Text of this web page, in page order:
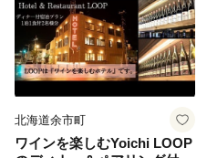
北海道余市町
ワインを楽しむYoichi LOOP